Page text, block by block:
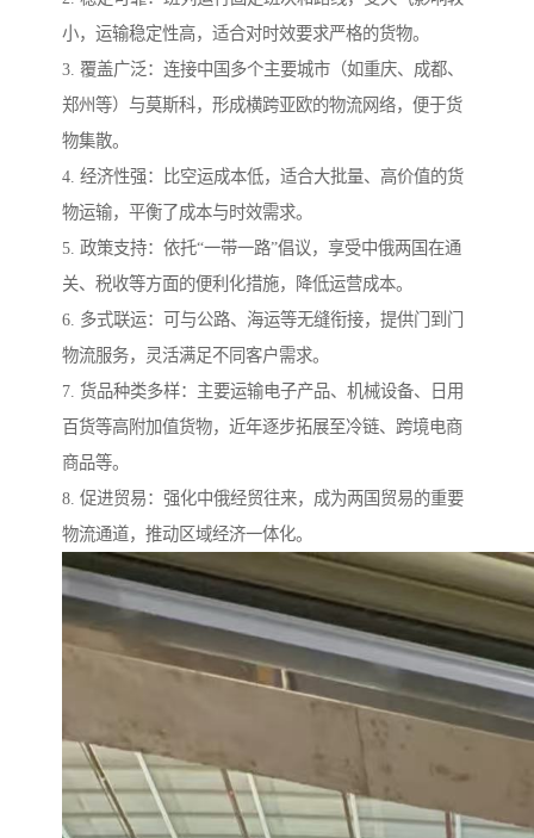
小，运输稳定性高，适合对时效要求严格的货物。
3. 覆盖广泛：连接中国多个主要城市（如重庆、成都、
郑州等）与莫斯科，形成横跨亚欧的物流网络，便于货
物集散。
4. 经济性强：比空运成本低，适合大批量、高价值的货
物运输，平衡了成本与时效需求。
5. 政策支持：依托“一带一路”倡议，享受中俄两国在通
关、税收等方面的便利化措施，降低运营成本。
6. 多式联运：可与公路、海运等无缝衔接，提供门到门
物流服务，灵活满足不同客户需求。
7. 货品种类多样：主要运输电子产品、机械设备、日用
百货等高附加值货物，近年逐步拓展至冷链、跨境电商
商品等。
8. 促进贸易：强化中俄经贸往来，成为两国贸易的重要
物流通道，推动区域经济一体化。